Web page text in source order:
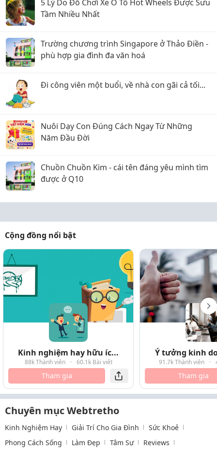
5 Lý Do Đồ Chơi Xe Ô Tô Hot Wheels Được Sưu
Tầm Nhiều Nhất
Trường chương trình Singapore ở Thảo Điền -
phù hợp gia đình đa văn hoá
Đi công viên một buổi, về nhà con gãi cả tối...
Nuôi Dạy Con Đúng Cách Ngay Từ Những
Năm Đầu Đời
Chuồn Chuồn Kim - cái tên đáng yêu mình tìm
được ở Q10
Cộng đồng nổi bật
Kinh nghiệm hay hữu íc...
88k Thành viên · 60.1k Bài viết
Tham gia
Ý tưởng kinh
91.7k Thành viên ·
Tham gia
Chuyên mục Webtretho
Kinh Nghiệm Hay Giải Trí Cho Gia Đình
Sức Khoẻ
Phong Cách Sống
Làm Đẹp Tâm Sự Reviews